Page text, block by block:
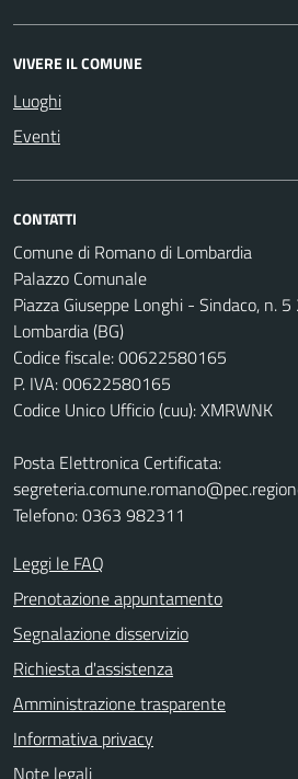
VIVERE IL COMUNE
Luoghi
Eventi
CONTATTI
Comune di Romano di Lombardia
Palazzo Comunale
Piazza Giuseppe Longhi - Sindaco, n.
Lombardia (BG)
Codice fiscale: 00622580165
P. IVA: 00622580165
Codice Unico Ufficio (cuu): XMRWNK
Posta Elettronica Certificata:
Telefono: 0363 982311
Leggi le FAQ
Prenotazione appuntamento
Segnalazione disservizio
Richiesta d'assistenza
Amministrazione trasparente
Informativa privacy
Note legali